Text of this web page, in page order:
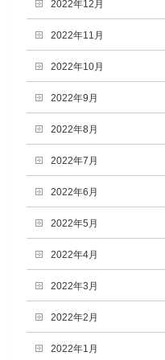
2022年12月
2022年11月
2022年10月
2022年9月
2022年8月
2022年7月
2022年6月
2022年5月
2022年4月
2022年3月
2022年2月
2022年1月